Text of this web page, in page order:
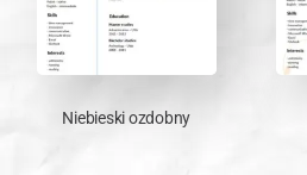
Niebieski ozdobny